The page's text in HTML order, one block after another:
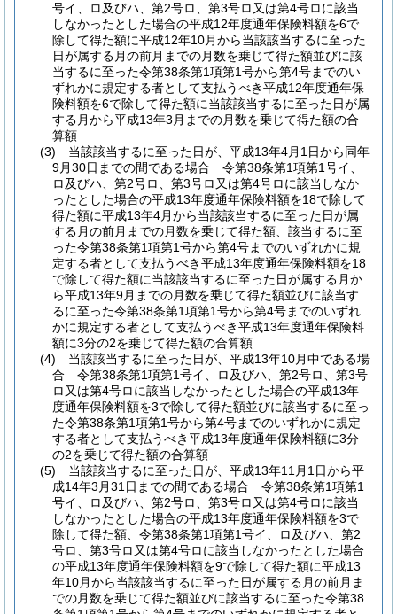
号イ、ロ及びハ、第2号ロ、第3号ロ又は第4号ロに該当
しなかったとした場合の平成12年度通年保険料額を6で
除して得た額に平成12年10月から当該該当するに至った
日が属する月の前月までの月数を乗じて得た額並びに該
当するに至った令第38条第1項第1号から第4号までのい
ずれかに規定する者として支払うべき平成12年度通年保
険料額を6で除して得た額に当該該当するに至った日が属
する月から平成13年3月までの月数を乗じて得た額の合
算額
(3)
当該該当するに至った日が、平成13年4月1日から同年
9月30日までの間である場合 令第38条第1項第1号イ、
ロ及びハ、第2号ロ、第3号ロ又は第4号ロに該当しなか
ったとした場合の平成13年度通年保険料額を18で除して
得た額に平成13年4月から当該該当するに至った日が属
する月の前月までの月数を乗じて得た額、該当するに至
った令第38条第1項第1号から第4号までのいずれかに規
定する者として支払うべき平成13年度通年保険料額を18
で除して得た額に当該該当するに至った日が属する月か
ら平成13年9月までの月数を乗じて得た額並びに該当す
るに至った令第38条第1項第1号から第4号までのいずれ
かに規定する者として支払うべき平成13年度通年保険料
額に3分の2を乗じて得た額の合算額
(4)
当該該当するに至った日が、平成13年10月中である場
合 令第38条第1項第1号イ、ロ及びハ、第2号ロ、第3号
ロ又は第4号ロに該当しなかったとした場合の平成13年
度通年保険料額を3で除して得た額並びに該当するに至っ
た令第38条第1項第1号から第4号までのいずれかに規定
する者として支払うべき平成13年度通年保険料額に3分
の2を乗じて得た額の合算額
(5)
当該該当するに至った日が、平成13年11月1日から平
成14年3月31日までの間である場合 令第38条第1項第1
号イ、ロ及びハ、第2号ロ、第3号ロ又は第4号ロに該当
しなかったとした場合の平成13年度通年保険料額を3で
除して得た額、令第38条第1項第1号イ、ロ及びハ、第2
号ロ、第3号ロ又は第4号ロに該当しなかったとした場合
の平成13年度通年保険料額を9で除して得た額に平成13
年10月から当該該当するに至った日が属する月の前月ま
での月数を乗じて得た額並びに該当するに至った令第38